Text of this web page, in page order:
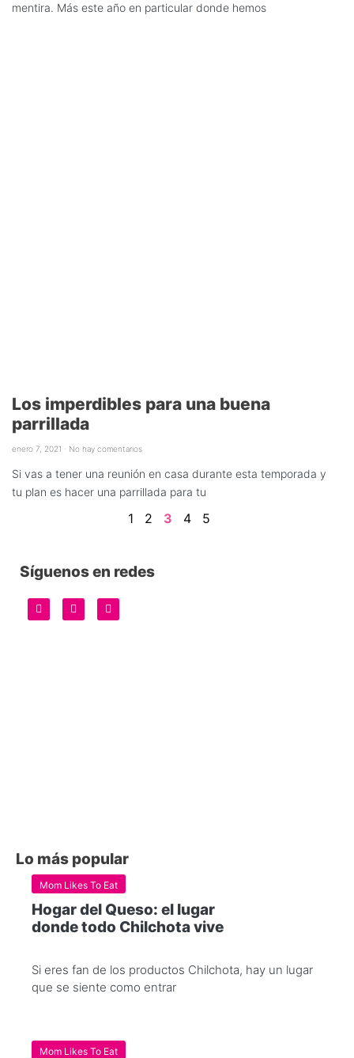
mentira. Más este año en particular donde hemos
Los imperdibles para una buena
parrillada
enero 7, 2021 No hay comentarios
Si vas a tener una reunión en casa durante esta temporada y
tu plan es hacer una parrillada para tu
1 2 3 4 5
Síguenos en redes
Lo más popular
Mom Likes To Eat
Hogar del Queso: el lugar
donde todo Chilchota vive
Si eres fan de los productos Chilchota, hay un lugar
que se siente como entrar
Mom Likes To Eat